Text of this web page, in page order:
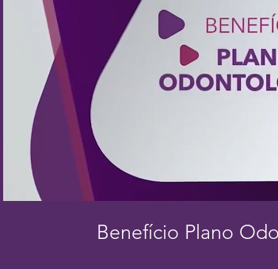
Benefício Plano